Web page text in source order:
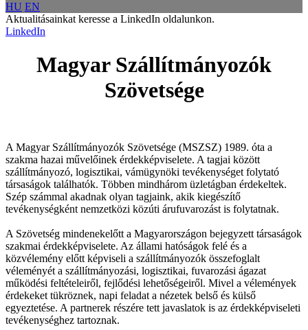
HU EN
Aktualitásainkat keresse a LinkedIn oldalunkon.
LinkedIn
Magyar Szállítmányozók
Szövetsége
A Magyar Szállítmányozók Szövetsége (MSZSZ) 1989. óta a
szakma hazai művelőinek érdekképviselete. A tagjai között
szállítmányozó, logisztikai, vámügynöki tevékenységet folytató
társaságok találhatók. Többen mindhárom üzletágban érdekeltek.
Szép számmal akadnak olyan tagjaink, akik kiegészítő
tevékenységként nemzetközi közúti árufuvarozást is folytatnak.
A Szövetség mindenekelőtt a Magyarországon bejegyzett társaságok
szakmai érdekképviselete. Az állami hatóságok felé és a
közvélemény előtt képviseli a szállítmányozók összefoglalt
véleményét a szállítmányozási, logisztikai, fuvarozási ágazat
működési feltételeiről, fejlődési lehetőségeiről. Mivel a vélemények
érdekeket tükröznek, napi feladat a nézetek belső és külső
egyeztetése. A partnerek részére tett javaslatok is az érdekképviseleti
tevékenységhez tartoznak.